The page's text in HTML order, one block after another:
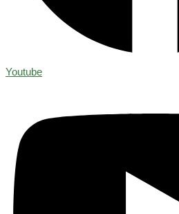
Youtube